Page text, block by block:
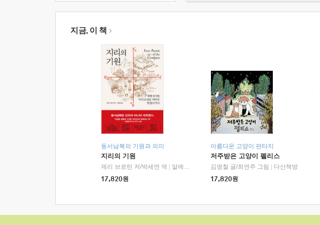
지금, 이 책
동서남북의 기원과 의미
지리의 기원
제리 브로턴 저/박세연 역
알에이치코리아(RHK)
17,820원
아름다운 고양이 판타지
저주받은 고양이 펠리스
김명철 글/최연주 그림
다산책방
17,820원